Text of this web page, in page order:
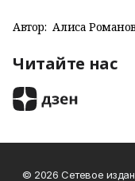
Автор: Алиса
Читайте нас
© 2026 Сетевое